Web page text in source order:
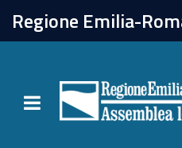
Regione Emilia-
Toggle navigation
chiudi
Catalogo online